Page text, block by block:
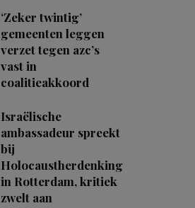
‘Zeker twintig’
gemeenten leggen
verzet tegen azc’s
vast in
coalitieakkoord
Israëlische
ambassadeur spreekt
bij
Holocaustherdenking
in Rotterdam, kritiek
zwelt aan